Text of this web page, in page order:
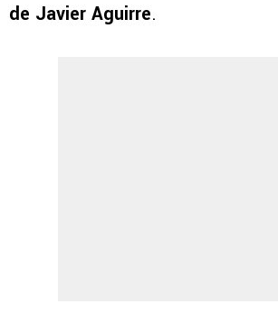
de Javier Aguirre.